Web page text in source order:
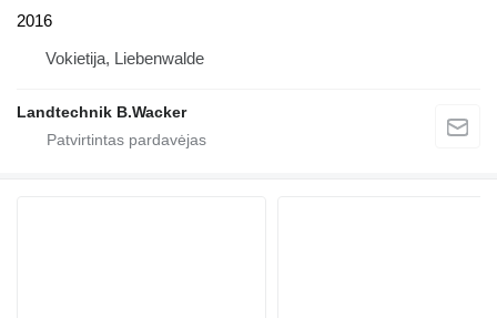
2016
Vokietija, Liebenwalde
Landtechnik B.Wacker